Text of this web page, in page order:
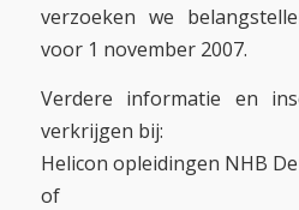
verzoeken we
voor 1 november 2007.
Verdere informatie en
verkrijgen bij:
Helicon opleidingen NHB
of